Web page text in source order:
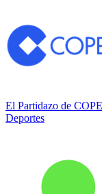
El Partidazo de COPE
Deportes